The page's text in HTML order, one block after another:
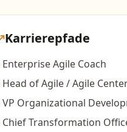
Karrierepfade
Enterprise Agile Coach
Head of Agile / Agile
VP Organizational
Chief Transformation